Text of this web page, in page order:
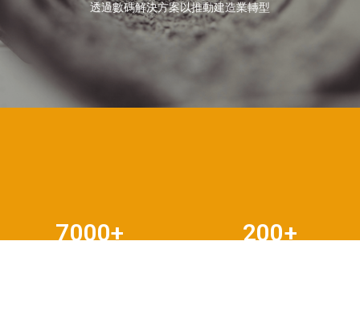
透過數碼解決方案以推動建造業轉型
7000+ 200+